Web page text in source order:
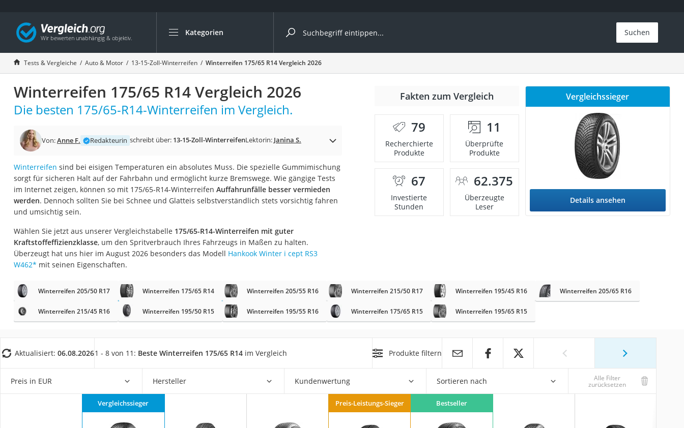
Kategorien
Die beliebtesten Vergleiche nach Kategorie
Auto & Motor
Fahrradträger-Anhängerkupplung (4 Fahrräder)
Fahrradträger
Fahrradträger (Anhängerkupplung)
Benzinkanister (20 l)
Fahrradträger E-Bike
Benzinkanister
Marderschreck
AGM-Batterie Wohnmobil
Thule-Fahrradträger
Sommerreifen 205/55 R16
Autobatterie-Ladegerät
Starthilfe mit Kompressor
Felgenbaum
Wagenheber
Service
Suchen
Tests & Vergleiche Auto & Motor 13-15-Zoll-Winterreifen Winterreifen 175/65 R14 Vergleich 2026
Winterreifen 175/65 R14 Vergleich 2026
Die besten 175/65-R14-Winterreifen im Vergleich.
Von:Anne F. Redakteurin schreibt über: 13-15-Zoll-WinterreifenLektorin: Janina S.
Winterreifen sind bei eisigen Temperaturen ein absolutes Muss. Die spezielle Gummimischung
sorgt für sicheren Halt auf der Fahrbahn und ermöglicht kurze Bremswege. Wie gängige Tests
im Internet zeigen, können so mit 175/65-R14-Winterreifen Auffahrunfälle besser vermieden
werden. Dennoch sollten Sie bei Schnee und Glatteis selbstverständlich stets vorsichtig fahren
und umsichtig sein.
Wählen Sie jetzt aus unserer Vergleichstabelle 175/65-R14-Winterreifen mit guter
Kraftstoffeffizienzklasse, um den Spritverbrauch Ihres Fahrzeugs in Maßen zu halten.
Überzeugt hat uns hier im August 2026 besonders das Modell Hankook Winter i cept RS3
W462* mit seinen Eigenschaften.
Fakten zum Vergleich
79
Recherchierte
Produkte
11
Überprüfte
Produkte
67
Investierte
Stunden
62.375
Überzeugte
Leser
Vergleichssieger
Details ansehen
Winterreifen 205/50 R17 Winterreifen 175/65 R14 Winterreifen 205/55 R16 Winterreifen 215/50 R17 Winterreifen 195/45 R16 Winterreifen 205/65 R16
Winterreifen 215/45 R16 Winterreifen 195/50 R15 Winterreifen 195/55 R16 Winterreifen 175/65 R15 Winterreifen 195/65 R15
Aktualisiert: 06.08.20261 - 8 von 11: Beste Winterreifen 175/65 R14 im Vergleich Produkte filtern
Preis in EUR Hersteller Kundenwertung Sortieren nach Alle Filter
zurücksetzen
Vergleichssieger Preis-Leistungs-Sieger Bestseller